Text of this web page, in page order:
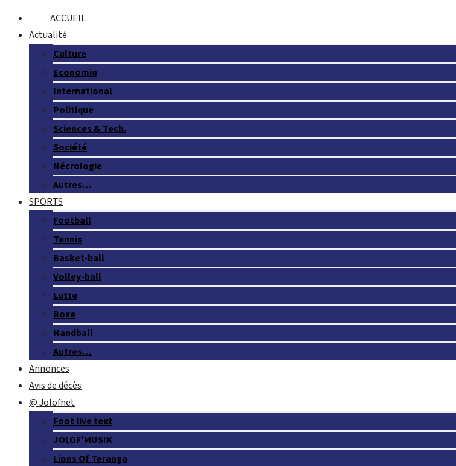
ACCUEIL
Actualité
Culture
Economie
International
Politique
Sciences & Tech.
Société
Nécrologie
Autres…
SPORTS
Football
Tennis
Basket-ball
Volley-ball
Lutte
Boxe
Handball
Autres…
Annonces
Avis de décès
@ Jolofnet
Foot live text
JOLOF’MUSIK
Lions Of Teranga